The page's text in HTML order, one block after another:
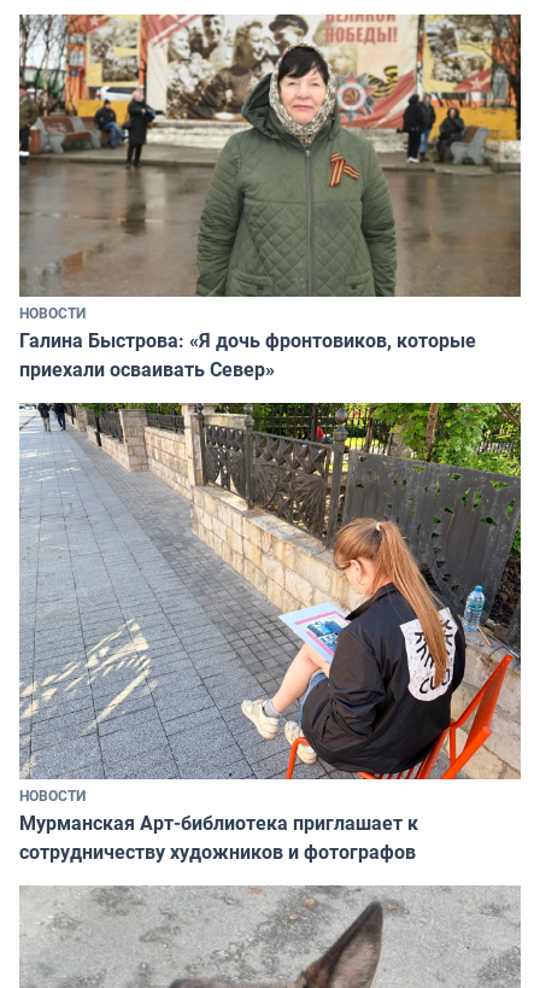
НОВОСТИ
Галина Быстрова: «Я дочь фронтовиков, которые
приехали осваивать Север»
НОВОСТИ
Мурманская Арт-библиотека приглашает к
сотрудничеству художников и фотографов